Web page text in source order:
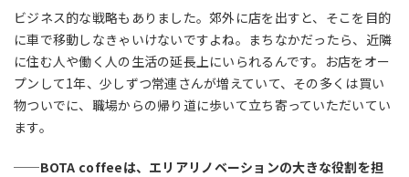
ビジネス的な戦略もありました。郊外に店を出すと、そこを目的
に車で移動しなきゃいけないですよね。まちなかだったら、近隣
に住む人や働く人の生活の延長上にいられるんです。お店をオー
プンして1年、少しずつ常連さんが増えていて、その多くは買い
物ついでに、職場からの帰り道に歩いて立ち寄っていただいてい
ます。
──BOTA coffeeは、エリアリノベーションの大きな役割を担